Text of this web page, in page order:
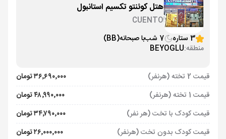
هتل کوئنتو تکسیم استانبول
CUENTO
3 ستاره
7 شب با صبحانه(BB)
منطقه:BEYOGLU
قیمت 2 تخته (هرنفر)
۳۶٬۶۹۰٬۰۰۰ تومان
قیمت 1 تخته (هرنفر)
۴۸٬۹۹۰٬۰۰۰ تومان
قیمت کودک با تخت (هر نفر)
۳۴٬۷۹۰٬۰۰۰ تومان
قیمت کودک بدون تخت (هرنفر)
۲۶٬۰۰۰٬۰۰۰ تومان